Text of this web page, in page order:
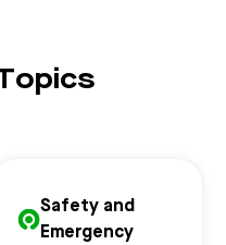
Safety and
Emergency